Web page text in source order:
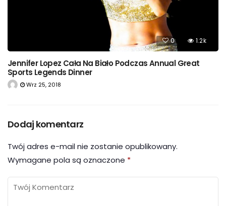
0 1.2k
Jennifer Lopez Cała Na Biało Podczas Annual Great
Sports Legends Dinner
Wrz 25, 2018
Dodaj komentarz
Twój adres e-mail nie zostanie opublikowany.
Wymagane pola są oznaczone *